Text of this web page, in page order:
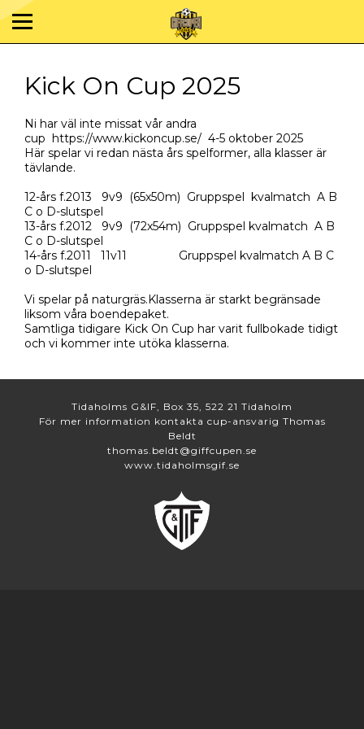
Kick On Cup 2025
Ni har väl inte missat vår andra
cup https://www.kickoncup.se/ 4-5 oktober 2025
Här spelar vi redan nästa års spelformer, alla klasser är
tävlande.
12-års f.2013 9v9 (65x50m) Gruppspel kvalmatch A B
C o D-slutspel
13-års f.2012 9v9 (72x54m) Gruppspel kvalmatch A B
C o D-slutspel
14-års f.2011 11v11 Gruppspel kvalmatch A B C
o D-slutspel
Vi spelar på naturgräs.Klasserna är starkt begränsade
liksom våra boendepaket.
Samtliga tidigare Kick On Cup har varit fullbokade tidigt
och vi kommer inte utöka klasserna.
Tidaholms G&IF, Box 35, 522 21 Tidaholm
För mer information kontakta cup-ansvarig Thomas
Beldt
thomas.beldt@giffcupen.se
www.tidaholmsgif.se